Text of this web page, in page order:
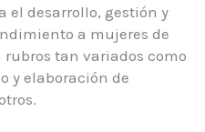
el desarrollo, gestión y
a mujeres de
tan variados como
y elaboración de